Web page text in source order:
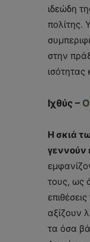
ιδεώδη
πολίτης.
στην
ισότητας
Ιχθύς –
Η σκιά
γεννούν
τους, ως
αξίζουν
τα όσα